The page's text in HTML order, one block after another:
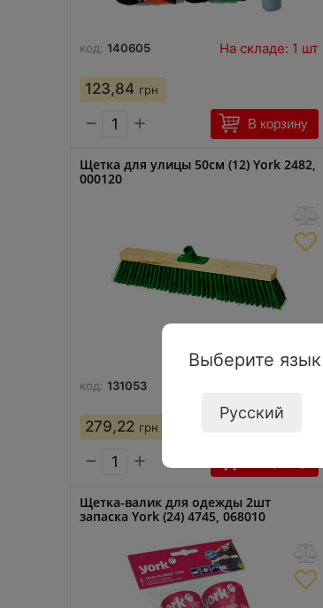
Выберите
Русский
код: 140605 На складе: 1 шт
123,84 грн
− + В корзину
Щетка для улицы 50см (12) York 2482,
000120
код: 131053
279,22 грн
− +
Щетка-валик для одежды 2шт
запаска York (24) 4745, 068010